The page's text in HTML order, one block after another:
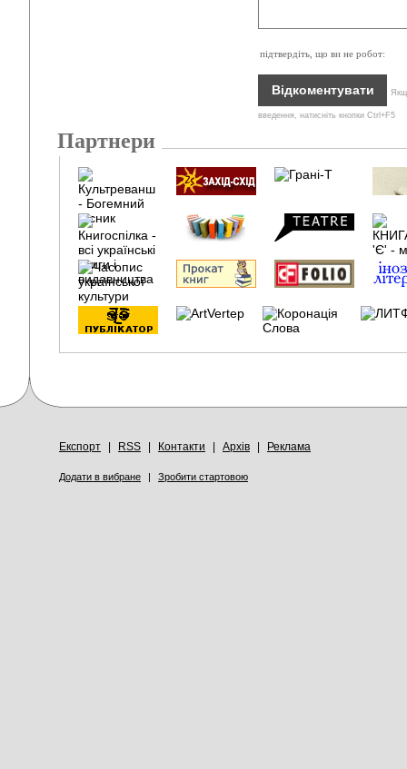
підтвердіть, що ви не робот:
введення, натисніть кнопки Ctrl+F5
Партнери
Експорт RSS Контакти Архів Реклама
Додати в вибране | Зробити стартовою